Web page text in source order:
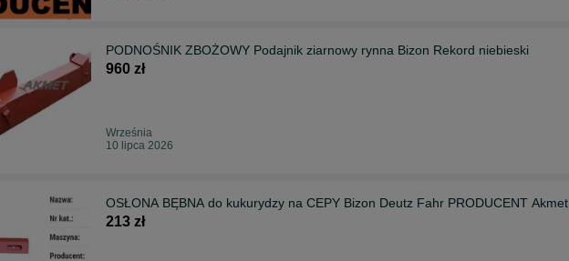
PODNOŚNIK ZBOŻOWY Podajnik ziarnowy rynna Bizon Rekord niebieski
960 zł
Września
10 lipca 2026
OSŁONA BĘBNA do kukurydzy na CEPY Bizon Deutz Fahr PRODUCENT Akmet
213 zł